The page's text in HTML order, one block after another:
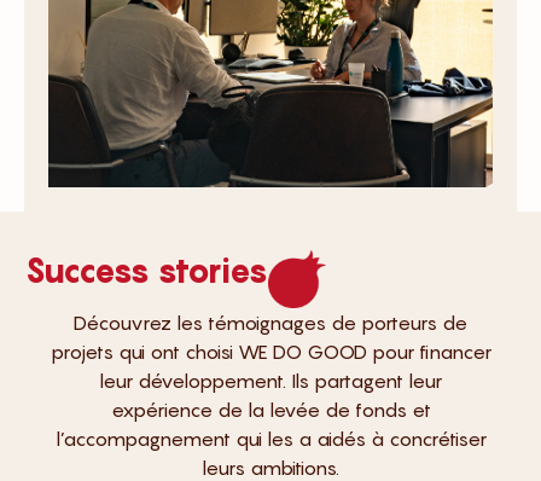
Découvrez les témoignages de porteurs de
projets qui ont choisi WE DO GOOD pour financer
leur développement. Ils partagent leur
expérience de la levée de fonds et
l’accompagnement qui les a aidés à concrétiser
leurs ambitions.
Success stories